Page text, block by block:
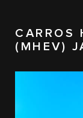
CARROS
(MHEV)